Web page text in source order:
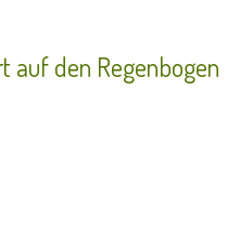
auf den Regenbogen